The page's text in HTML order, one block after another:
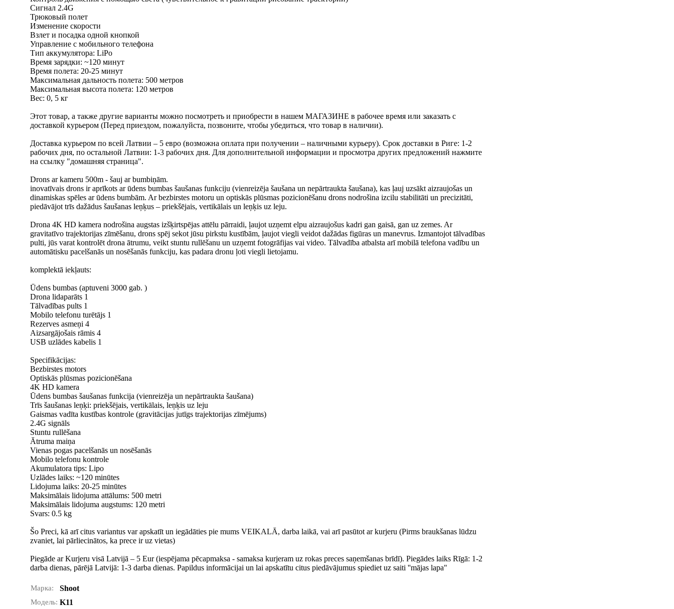
Сигнал 2.4G
Трюковый полет
Изменение скорости
Взлет и посадка одной кнопкой
Управление с мобильного телефона
Тип аккумулятора: LiPo
Время зарядки: ~120 минут
Время полета: 20-25 минут
Максимальная дальность полета: 500 метров
Максимальная высота полета: 120 метров
Вес: 0, 5 кг
Этот товар, а также другие варианты можно посмотреть и приобрести в нашем МАГАЗИНЕ в рабочее время или заказать с
доставкой курьером (Перед приездом, пожалуйста, позвоните, чтобы убедиться, что товар в наличии).
Доставка курьером по всей Латвии – 5 евро (возможна оплата при получении – наличными курьеру). Срок доставки в Риге: 1-2
рабочих дня, по остальной Латвии: 1-3 рабочих дня. Для дополнительной информации и просмотра других предложений нажмите
на ссылку "домашняя страница".
Drons ar kameru 500m - šauj ar bumbiņām.
inovatīvais drons ir aprīkots ar ūdens bumbas šaušanas funkciju (vienreizēja šaušana un nepārtraukta šaušana), kas ļauj uzsākt aizraujošas un
dinamiskas spēles ar ūdens bumbām. Ar bezbirstes motoru un optiskās plūsmas pozicionēšanu drons nodrošina izcilu stabilitāti un precizitāti,
piedāvājot trīs dažādus šaušanas leņķus – priekšējais, vertikālais un leņķis uz leju.
Drona 4K HD kamera nodrošina augstas izšķirtspējas attēlu pārraidi, ļaujot uzņemt elpu aizraujošus kadri gan gaisā, gan uz zemes. Ar
gravitatīvo trajektorijas zīmēšanu, drons spēj sekot jūsu pirkstu kustībām, ļaujot viegli veidot dažādas figūras un manevrus. Izmantojot tālvadības
pulti, jūs varat kontrolēt drona ātrumu, veikt stuntu rullēšanu un uzņemt fotogrāfijas vai video. Tālvadība atbalsta arī mobilā telefona vadību un
automātisku pacelšanās un nosēšanās funkciju, kas padara dronu ļoti viegli lietojamu.
komplektā iekļauts:
Ūdens bumbas (aptuveni 3000 gab. )
Drona lidaparāts 1
Tālvadības pults 1
Mobilo telefonu turētājs 1
Rezerves asmeņi 4
Aizsargājošais rāmis 4
USB uzlādes kabelis 1
Specifikācijas:
Bezbirstes motors
Optiskās plūsmas pozicionēšana
4K HD kamera
Ūdens bumbas šaušanas funkcija (vienreizēja un nepārtraukta šaušana)
Trīs šaušanas leņķi: priekšējais, vertikālais, leņķis uz leju
Gaismas vadīta kustības kontrole (gravitācijas jutīgs trajektorijas zīmējums)
2.4G signāls
Stuntu rullēšana
Ātruma maiņa
Vienas pogas pacelšanās un nosēšanās
Mobilo telefonu kontrole
Akumulatora tips: Lipo
Uzlādes laiks: ~120 minūtes
Lidojuma laiks: 20-25 minūtes
Maksimālais lidojuma attālums: 500 metri
Maksimālais lidojuma augstums: 120 metri
Svars: 0.5 kg
Šo Preci, kā arī citus variantus var apskatīt un iegādāties pie mums VEIKALĀ, darba laikā, vai arī pasūtot ar kurjeru (Pirms braukšanas lūdzu
zvaniet, lai pārliecinātos, ka prece ir uz vietas)
Piegāde ar Kurjeru visā Latvijā – 5 Eur (iespējama pēcapmaksa - samaksa kurjeram uz rokas preces saņemšanas brīdī). Piegādes laiks Rīgā: 1-2
darba dienas, pārējā Latvijā: 1-3 darba dienas. Papildus informācijai un lai apskatītu citus piedāvājumus spiediet uz saiti ''mājas lapa"
Марка: Shoot
Модель: K11